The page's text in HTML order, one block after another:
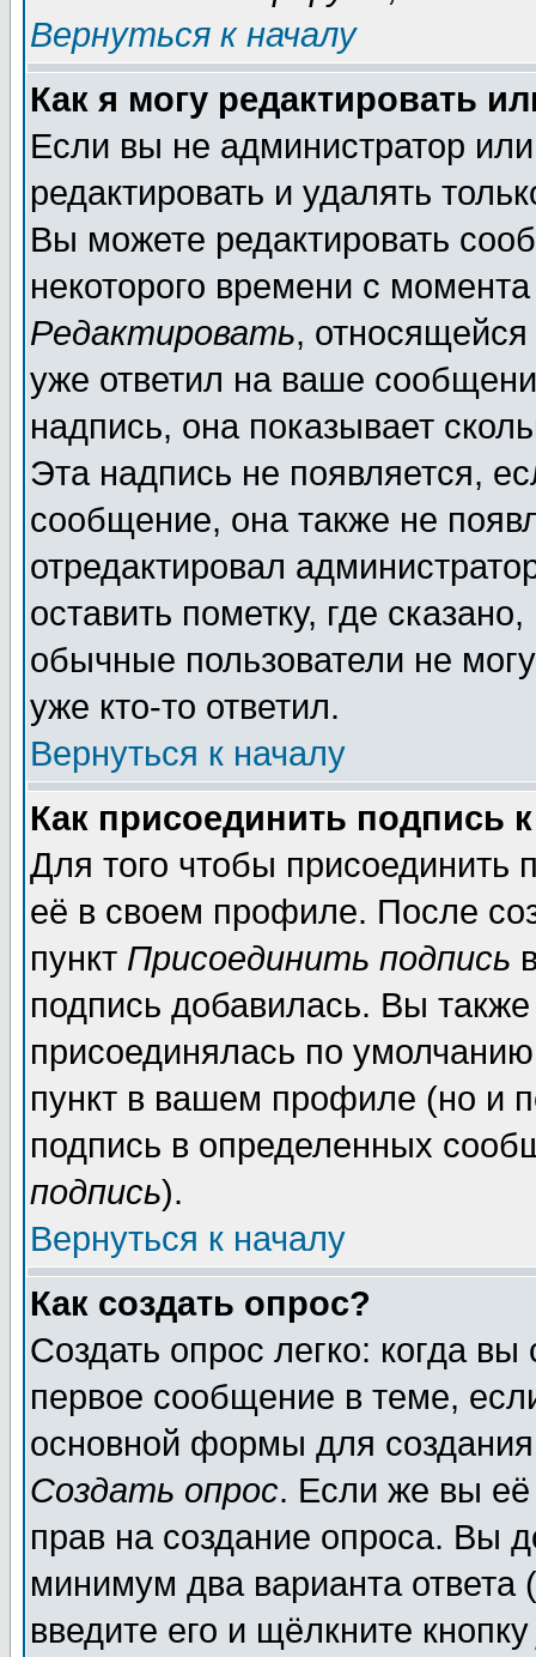
Вернуться к началу
Как я могу редактировать
Если вы не администратор
редактировать и удалять
Вы можете редактировать
некоторого времени с
Редактировать,
уже ответил на ваше
надпись, она показывает
Эта надпись не появляется,
сообщение, она также не
отредактировал
оставить пометку, где
обычные пользователи не
уже кто-то ответил.
Вернуться к началу
Как присоединить подпись
Для того чтобы присоединить
её в своем профиле. После
пункт Присоединить подпись
подпись добавилась. Вы
присоединялась по
пункт в вашем профиле (но и
подпись в определенных
подпись).
Вернуться к началу
Как создать опрос?
Создать опрос легко: когда
первое сообщение в теме,
основной формы для
Создать опрос. Если же вы её
прав на создание опроса. Вы
минимум два варианта ответа
введите его и щёлкните